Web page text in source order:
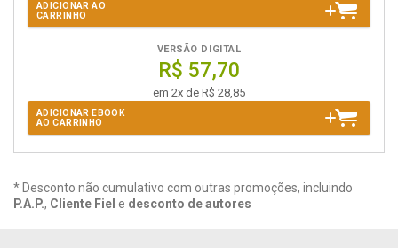
ADICIONAR AO
CARRINHO
VERSÃO DIGITAL
R$ 57,70
em 2x de R$ 28,85
ADICIONAR EBOOK
AO CARRINHO
* Desconto não cumulativo com outras promoções, incluindo
P.A.P., Cliente Fiel e desconto de autores